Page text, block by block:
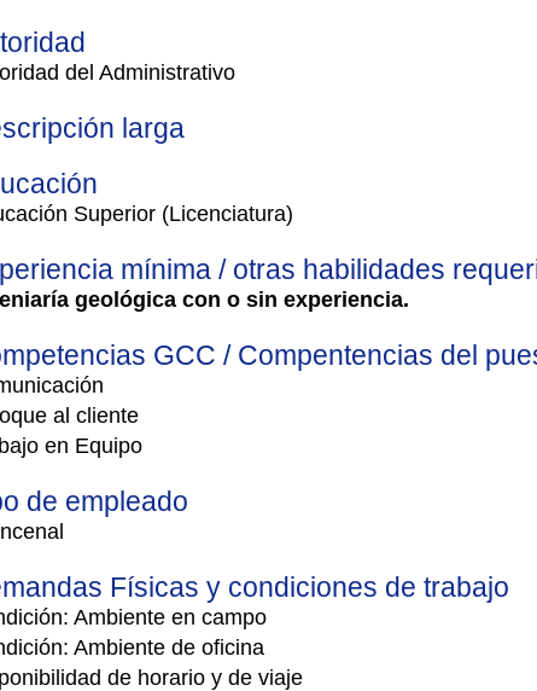
del Administrativo
larga
Superior (Licenciatura)
mínima / otras habilidades
geológica con o sin experiencia.
GCC / Compentencias del
al cliente
en Equipo
de empleado
Físicas y condiciones de trabajo
Ambiente en campo
Ambiente de oficina
de horario y de viaje